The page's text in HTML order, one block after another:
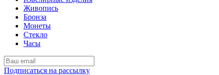
Живопись
Бронза
Монеты
Стекло
Часы
Подписаться на рассылку